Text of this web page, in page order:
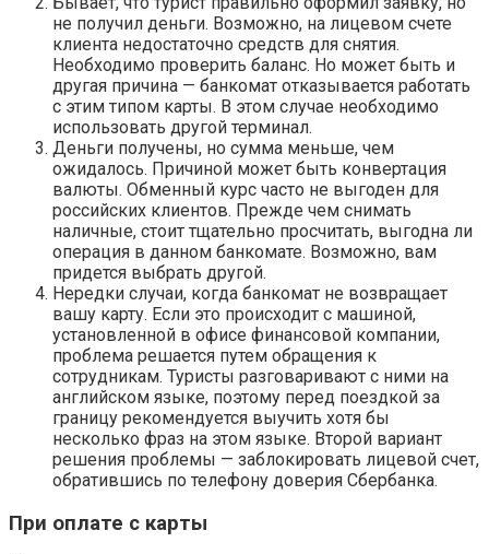
не получил деньги. Возможно, на лицевом счете
клиента недостаточно средств для снятия.
Необходимо проверить баланс. Но может быть и
другая причина — банкомат отказывается работать
с этим типом карты. В этом случае необходимо
использовать другой терминал.
Деньги получены, но сумма меньше, чем
ожидалось. Причиной может быть конвертация
валюты. Обменный курс часто не выгоден для
российских клиентов. Прежде чем снимать
наличные, стоит тщательно просчитать, выгодна ли
операция в данном банкомате. Возможно, вам
придется выбрать другой.
Нередки случаи, когда банкомат не возвращает
вашу карту. Если это происходит с машиной,
установленной в офисе финансовой компании,
проблема решается путем обращения к
сотрудникам. Туристы разговаривают с ними на
английском языке, поэтому перед поездкой за
границу рекомендуется выучить хотя бы
несколько фраз на этом языке. Второй вариант
решения проблемы — заблокировать лицевой счет,
обратившись по телефону доверия Сбербанка.
При оплате с карты